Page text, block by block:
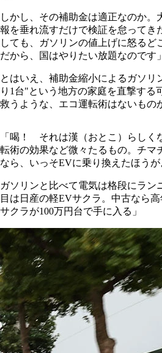
しかし、その補助金は適正なのか。
報を垂れ流すだけで検証を怠ってき
しても、ガソリンの値上げに怒るど
だから、国はやりたい放題なのです」
とはいえ、補助金縮小によるガソリ
り1台"という地方の家庭を直撃する
救うような、エコ運転術はないもの
「喝！ それは漢（おとこ）らしく
転術の効果など微々たるもの。チマ
なら、いっそEVに乗り換えたほうが
ガソリンと比べて電気は格段にラン
目は日産の軽EVサクラ。中古なら
サクラが100万円台で手に入る」